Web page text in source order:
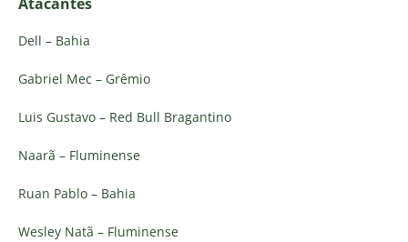
Dell – Bahia
Gabriel Mec – Grêmio
Luis Gustavo – Red Bull Bragantino
Naarã – Fluminense
Ruan Pablo – Bahia
Wesley Natã – Fluminense